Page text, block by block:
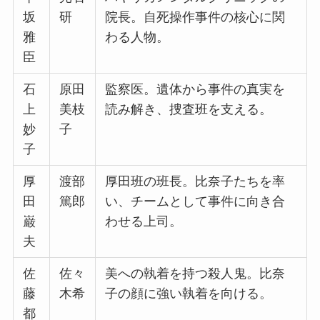
坂
雅
臣
研
院長。自死操作事件の核心に関
わる人物。
石
上
妙
子
原田
美枝
子
監察医。遺体から事件の真実を
読み解き、捜査班を支える。
厚
田
巌
夫
渡部
篤郎
厚田班の班長。比奈子たちを率
い、チームとして事件に向き合
わせる上司。
佐
藤
都
佐々
木希
美への執着を持つ殺人鬼。比奈
子の顔に強い執着を向ける。